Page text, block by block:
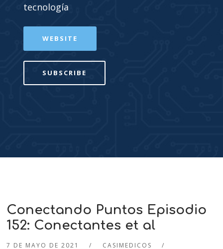
tecnología
WEBSITE
SUBSCRIBE
Conectando Puntos Episodio
152: Conectantes et al
7 DE MAYO DE 2021
CASIMEDICOS